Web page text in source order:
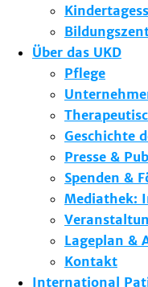
Über das UKD
Pflege
Geschichte
Presse &
Spenden &
Mediathek:
Lageplan &
Kontakt
International